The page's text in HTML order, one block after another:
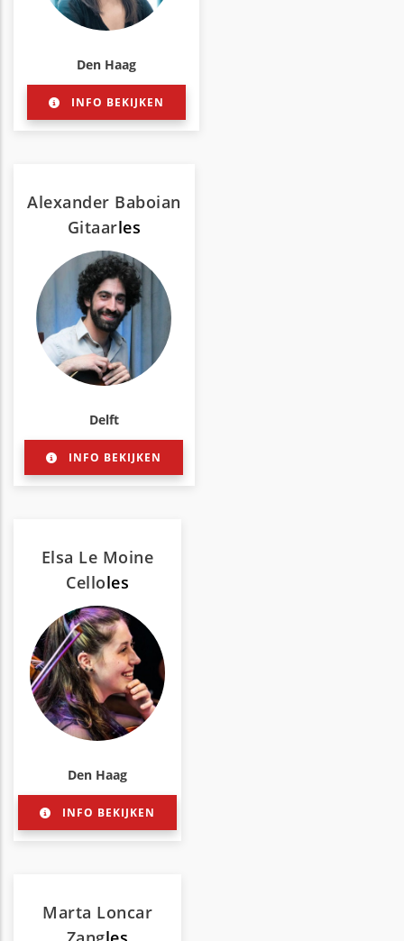
Den Haag
INFO BEKIJKEN
Alexander Baboian
Gitaarles
Delft
INFO BEKIJKEN
Elsa Le Moine
Celloles
Den Haag
INFO BEKIJKEN
Marta Loncar